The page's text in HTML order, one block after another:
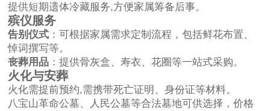
提供短期遗体冷藏服务,方便家属筹备后事。
殡仪服务
告别仪式 ：可根据家属需求定制流程，包括鲜花布置、
悼词撰写等。
丧葬用品 ：提供骨灰盒、寿衣、花圈等一站式采购。
火化与安葬
火化需提前预约,需携带死亡证明、身份证等材料。
八宝山革命公墓、人民公墓等合法墓地可供选择，价格